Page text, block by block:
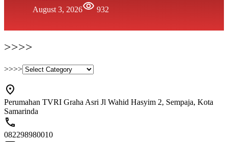
August 3, 2026
932
>>>>
>>>>
Perumahan TVRI Graha Asri Jl Wahid Hasyim 2, Sempaja, Kota
Samarinda
082298980010